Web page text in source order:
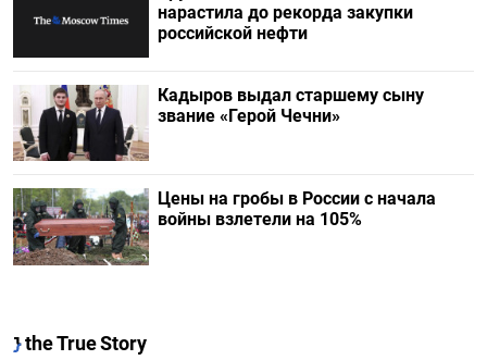
нарастила до рекорда закупки
российской нефти
Кадыров выдал старшему сыну
звание «Герой Чечни»
Цены на гробы в России с начала
войны взлетели на 105%